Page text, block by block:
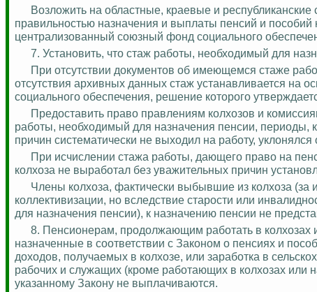
Возложить на областные, краевые и республиканские
правильностью назначения и выплаты пенсий и пособий
централизованный союзный фонд социального
7. Установить, что стаж работы, необходимый для
При отсутствии документов об имеющемся стаже
отсутствия архивных данных стаж устанавливается на
социального обеспечения, решение которого
Предоставить право правлениям колхозов и
работы, необходимый для назначения пенсии, периоды,
причин систематически не выходил на работу, уклонялся
При исчислении стажа работы, дающего право на
колхоза не выработал без уважительных причин
Члены колхоза, фактически выбывшие из колхоза
коллективизации, но вследствие старости или
для назначения пенсии), к назначению пенсии не
8. Пенсионерам, продолжающим работать в колхозах
назначенные в соответствии с Законом о пенсиях и
доходов, получаемых в колхозе, или заработка в
рабочих и служащих (кроме работающих в колхозах или
указанному Закону не выплачиваются.